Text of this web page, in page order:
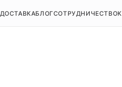
ДОСТАВКАБЛОГСОТРУДНИЧЕСТВО